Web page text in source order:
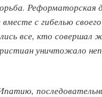
Реформаторская
с гибелью
все, кто совершал
уничтожало